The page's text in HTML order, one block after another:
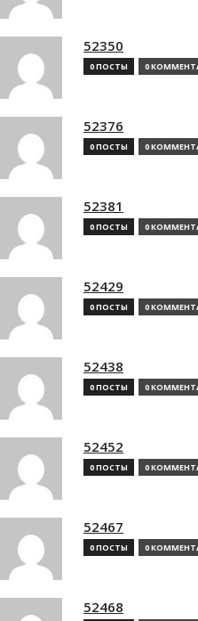
52350
0 ПОСТЫ 0
52376
0 ПОСТЫ 0
52381
0 ПОСТЫ 0
52429
0 ПОСТЫ 0
52438
0 ПОСТЫ 0
52452
0 ПОСТЫ 0
52467
0 ПОСТЫ 0
52468